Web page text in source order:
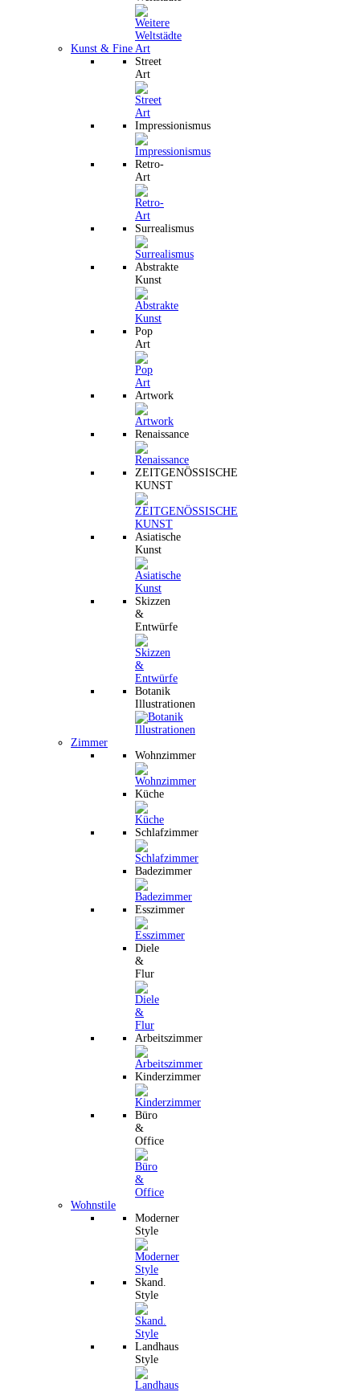
Kunst & Fine Art
Street
Art
Impressionismus
Retro-
Art
Surrealismus
Abstrakte
Kunst
Pop
Art
Artwork
Renaissance
ZEITGENÖSSISCHE
KUNST
Asiatische
Kunst
Skizzen
&
Entwürfe
Botanik
Illustrationen
Zimmer
Wohnzimmer
Küche
Schlafzimmer
Badezimmer
Esszimmer
Diele
&
Flur
Arbeitszimmer
Kinderzimmer
Büro
&
Office
Wohnstile
Moderner
Style
Skand.
Style
Landhaus
Style